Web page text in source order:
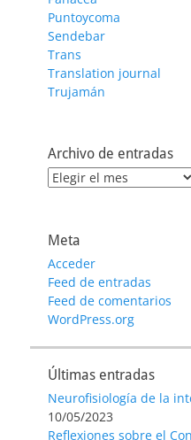
Puntoycoma
Sendebar
Trans
Translation journal
Trujamán
Archivo de entradas
Archivo
Meta
Acceder
Feed de entradas
Feed de comentarios
WordPress.org
Últimas entradas
Neurofisiología de la
10/05/2023
Reflexiones sobre el